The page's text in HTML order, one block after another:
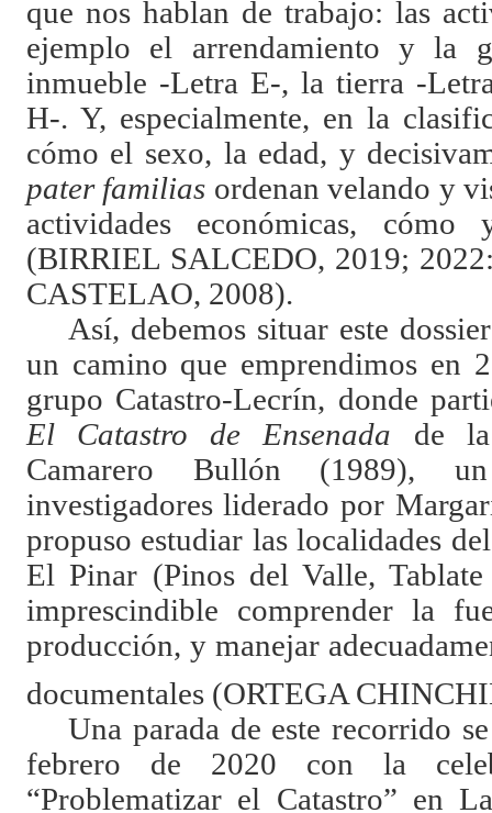
que nos hablan de trabajo: las
ejemplo el arrendamiento y la
inmueble -Letra E-, la tierra -
H-. Y, especialmente, en la
cómo el sexo, la edad, y
pater familias ordenan velando y
actividades económicas,
(BIRRIEL SALCEDO, 2019;
CASTELAO, 2008).
Así, debemos situar este
un camino que emprendimos en
grupo Catastro-Lecrín, donde
El Catastro de Ensenada de
Camarero Bullón (1989),
investigadores liderado por
propuso estudiar las localidades
El Pinar (Pinos del Valle,
imprescindible comprender la
producción, y manejar
documentales (ORTEGA
Una parada de este recorrido
febrero de 2020 con la
“Problematizar el Catastro” en